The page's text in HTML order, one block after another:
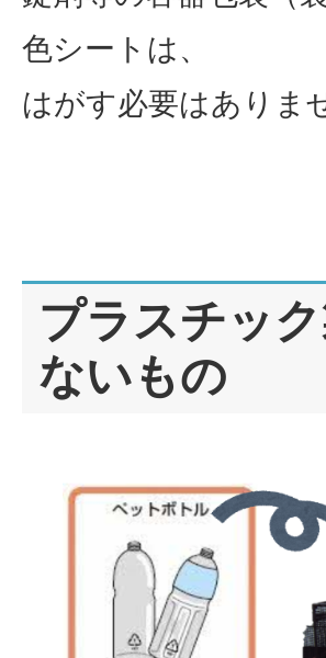
色シートは、
はがす必要はありま
プラスチッ
ないもの